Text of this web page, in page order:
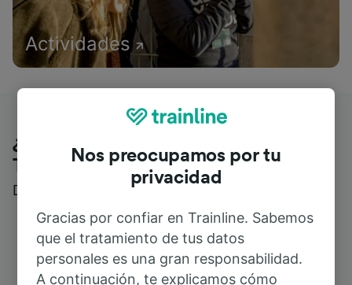
Actividades
¿Qué piensan nuestros clientes de
Trainline?
Descubre reseñas reales de nuestros viajeros
Nos preocupamos por tu
privacidad
Gracias por confiar en Trainline. Sabemos
que el tratamiento de tus datos
personales es una gran responsabilidad.
A continuación, te explicamos cómo